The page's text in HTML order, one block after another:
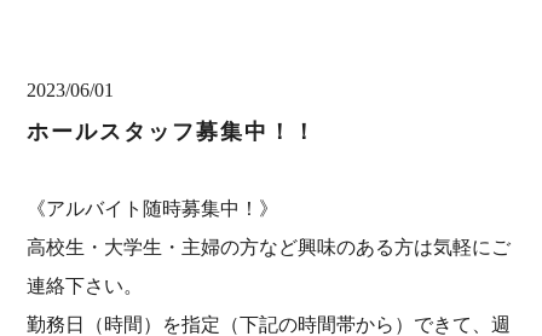
2023/06/01
ホールスタッフ募集中！！
《アルバイト随時募集中！》
高校生・大学生・主婦の方など興味のある方は気軽にご
連絡下さい。
勤務日（時間）を指定（下記の時間帯から）できて、週